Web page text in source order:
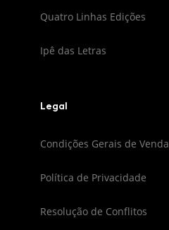
Quatro Linhas Edições
Ipê das Letras
Legal
Condições Gerais de Venda
Política de Privacidade
Resolução de Conflitos